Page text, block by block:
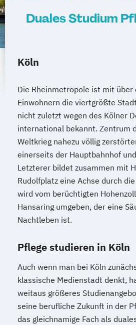
Duales Studium
Köln
Die Rheinmetropole ist mit über
Einwohnern die viertgrößte
nicht zuletzt wegen des Kölner
international bekannt. Zentrum
Weltkrieg nahezu völlig
einerseits der Hauptbahnhof
Letzterer bildet zusammen mit
Rudolfplatz eine Achse durch
wird vom berüchtigten
Hansaring umgeben, der eine
Nachtleben ist.
Pflege studieren in Köln
Auch wenn man bei Köln
klassische Medienstadt denkt,
weitaus größeres
seine berufliche Zukunft in der
das gleichnamige Fach als